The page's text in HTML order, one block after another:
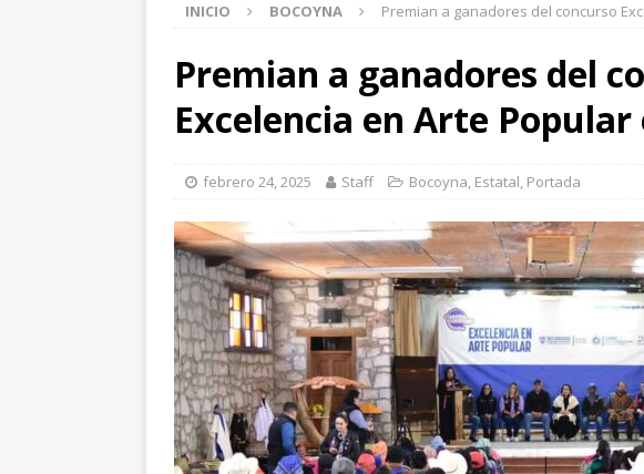
[ agosto 6, 2026 ] Lo detienen con 40 dosis
ESTATAL
[ agosto 6, 2026 ]
ESTATAL
[ agosto 6, 2026 ] Refuerza Célula BOI
aire y tierra
GUADALUPE Y CALVO
INICIO BOCOYNA Premian a ganadores del concurso
Premian a ganadores del
Excelencia en Arte Popular
febrero 24, 2025 Staff Bocoyna, Estatal, Portada